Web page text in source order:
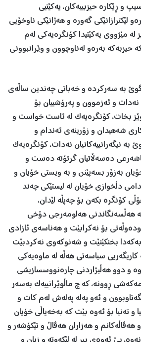
و ڕێکارە حیزبییەکان، یەکێتیی
لێکترازانێکی گەورە و هەژانێکی ناوخۆیی
لە مێژووی یەکێتیدا کۆنگرەیەکی لەم
‌‌حیزبەکە بەرەو لەناوچوون و وێرانبوونی
گوێ بە سەرکردە و خەباتی چەندین ساڵەی
و ئەزموون و پەرۆشییان بۆ
بخات، کۆنگرەیەک لە ئاست خواست و
شەهیدان و زۆرینەی ئەندام و
بە نیگەرانییەکانیان نەدات، کۆنگرەیەک
دەسەڵاتیان گرتۆتە دەست و
بەزۆر بسەپێنن و بە ویستی خۆیان و
دڵخوازی خۆیان لە لیستێکی چەند
کۆنگرە بکەن بۆ چەپڵە لێدان،
هەڵسەنگاندنی هەلومەرجی دۆخی
بۆ نەکرابێت و هەناسەی ئازادی
بخنکێنێت و شەنوکەوی نەکردبێت
سیاسەتی هەڵە لە ماوەیەکی
و دوو هەڵبژاردنی چارەنووسسازیشی
ڕوونە، کە چ ماڵوێرانییەک بەسەر
و ئەو پەلە پەلەش لەم کات و
و تەنیا بۆ ئەوە بێت کە بەخەیاڵی خۆیان
هەڤاڵەکانم و هەزاران هەڤاڵ و تێکۆشەر و